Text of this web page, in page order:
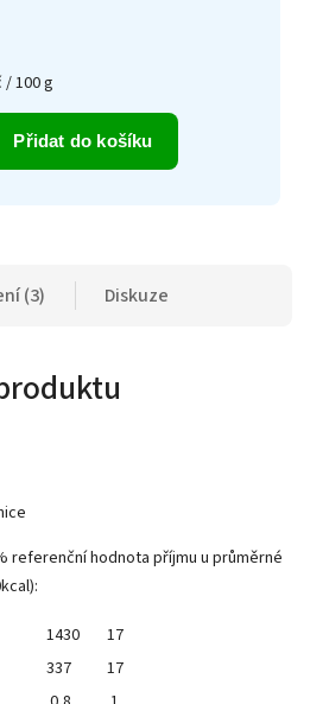
/ 100 g
Přidat do košíku
(3) Diskuze
referenční hodnota příjmu u průměrné
1430
17
337
17